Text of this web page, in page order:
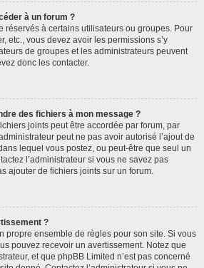
à un forum ?
réservés à certains utilisateurs ou groupes. Pour
etc., vous devez avoir les permissions s’y
de groupes et les administrateurs peuvent
donc les contacter.
des fichiers à mon message ?
joints peut être accordée par forum, par
peut ne pas avoir autorisé l’ajout de
lequel vous postez, ou peut-être que seul un
l’administrateur si vous ne savez pas
ajouter de fichiers joints sur un forum.
?
propre ensemble de règles pour son site. Si vous
pouvez recevoir un avertissement. Notez que
et que phpBB Limited n’est pas concerné